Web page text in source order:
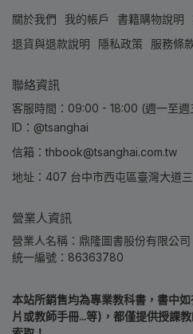
關於我們 我的帳戶 書籍購物說明
退貨與退款說明
隱私政策 服務條
聯絡資訊
客服時間：09:00 - 18:00 (週一至
ID：@tsanghai
信箱：thbook@tsanghai.com.tw
地址：407 台中市西屯區臺灣大道
營業人資訊
營業人名稱：鼎隆圖書股份有限公司
統一編號：86363780
本站所銷售均為專業教科書，書中
片或教師手冊...等)，都僅提供授課